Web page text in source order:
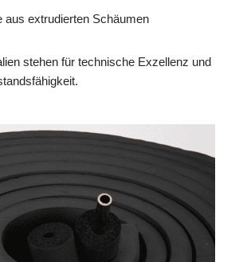
aus extrudierten Schäumen
stehen für technische Exzellenz und